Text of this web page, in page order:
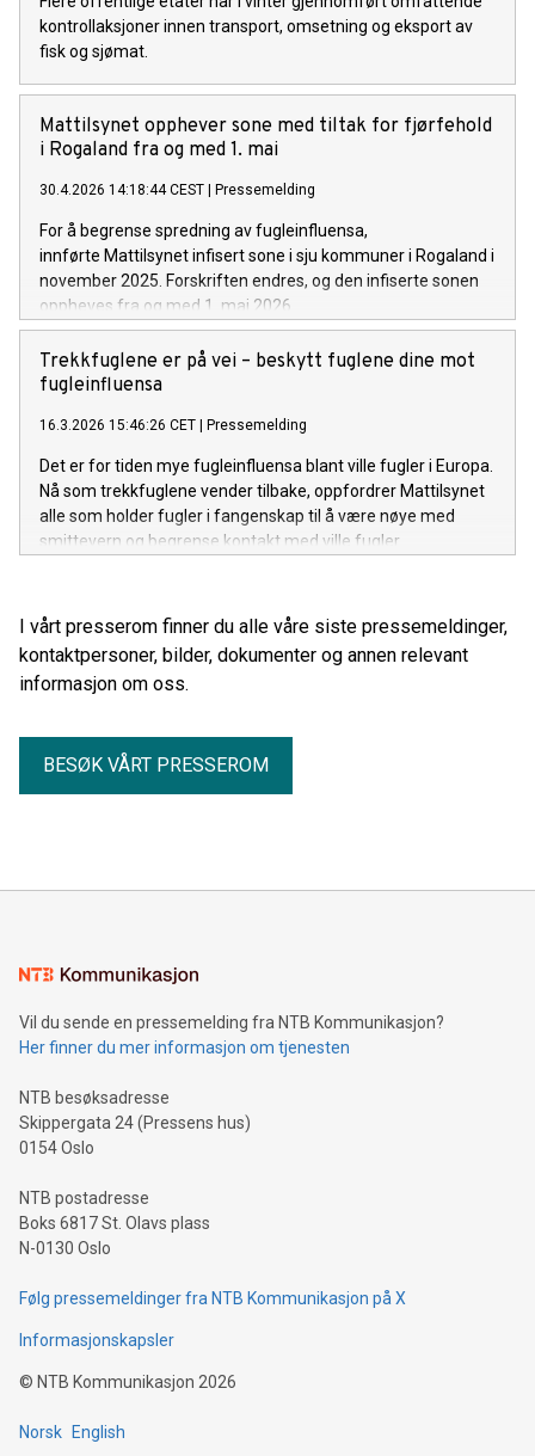
kontrollaksjoner innen transport, omsetning og eksport av
fisk og sjømat.
Mattilsynet opphever sone med tiltak for fjørfehold
i Rogaland fra og med 1. mai
30.4.2026 14:18:44 CEST | Pressemelding
For å begrense spredning av fugleinfluensa,
innførte Mattilsynet infisert sone i sju kommuner i Rogaland i
november 2025. Forskriften endres, og den infiserte sonen
oppheves fra og med 1. mai 2026.
Trekkfuglene er på vei – beskytt fuglene dine mot
fugleinfluensa
16.3.2026 15:46:26 CET | Pressemelding
Det er for tiden mye fugleinfluensa blant ville fugler i Europa.
Nå som trekkfuglene vender tilbake, oppfordrer Mattilsynet
alle som holder fugler i fangenskap til å være nøye med
smittevern og begrense kontakt med ville fugler.
I vårt presserom finner du alle våre siste pressemeldinger,
kontaktpersoner, bilder, dokumenter og annen relevant
informasjon om oss.
BESØK VÅRT PRESSEROM
Vil du sende en pressemelding fra NTB Kommunikasjon?
Her finner du mer informasjon om tjenesten
NTB besøksadresse
Skippergata 24 (Pressens hus)
0154 Oslo
NTB postadresse
Boks 6817 St. Olavs plass
N-0130 Oslo
Følg pressemeldinger fra NTB Kommunikasjon på X
Informasjonskapsler
© NTB Kommunikasjon 2026
Norsk English